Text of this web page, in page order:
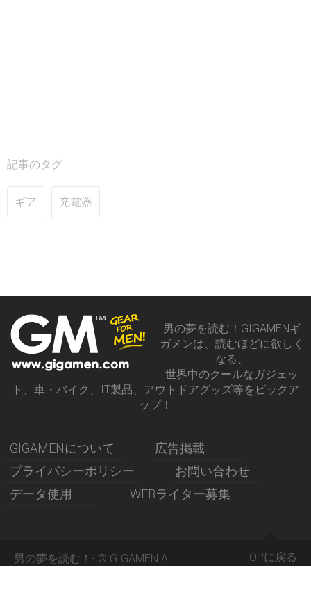
記事のタグ
ギア 充電器
男の夢を読む！GIGAMENギ
ガメンは、読むほどに欲しく
なる、
世界中のクールなガジェッ
ト、車・バイク、IT製品、アウトドアグッズ等をピックア
ップ！
GIGAMENについて
広告掲載
プライバシーポリシー
お問い合わせ
データ使用
WEBライター募集
男の夢を読む！- © GIGAMEN All
TOPに戻る